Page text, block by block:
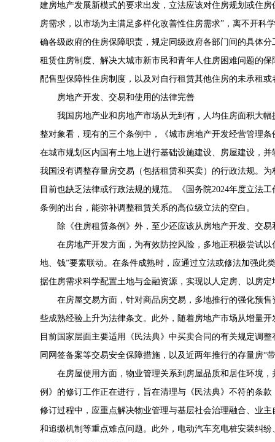
建房地产发展新模式的要求出发，立法应该对住房规划或住
房需求，以市场为主满足多样化改善性住房需求”，离不开科
确各级政府的住房保障职责，规定同级政府各部门间的具体
租赁住房制度、解决大城市新市民和青年人住房困难问题的
配售型保障性住房制度，以及对自行租赁其他住房的未承租
房地产开发、交易和使用的法律完善
我国房地产业和房地产市场从无到有，人均住房面积大
整对象看，现有的三个条例中，《城市房地产开发经营管理
在城市规划区内国有土地上进行基础设施建设、房屋建设，
我国没有调整存量房交易（包括租赁和买卖）的行政法规。
目前也缺乏法律或行政法规的规范。《国务院2024年度立法
条例的出台，能弥补调整租赁关系的高位级立法的空白。
除《住房租赁条例》外，至少还应该从房地产开发、交
在房地产开发方面，为有效防控风险，多地正积极尝试
地、钱”要素联动。在条件成熟时，应通过立法或修法加强此
据住房需求科学配置土地与金融资源，实现以人定房、以房
在房屋交易方面，针对商品房交易，多地推行的强化预
些成熟经验上升为法律条文。此外，随着房地产市场从增量
目前国家层面主要适用《民法典》中买卖合同的有关规定调
同网签备案等交易安全保障措施，以及近两年推行的存量房“
在房屋使用方面，物业管理关系到房屋品质和居住环境
例》的修订工作正在进行，旨在清理与《民法典》不符的条
修订过程中，应重点解决物业管理与基层社会治理融合、业
和追缴机制等重点难点问题。此外，电动汽车充电桩安装纠